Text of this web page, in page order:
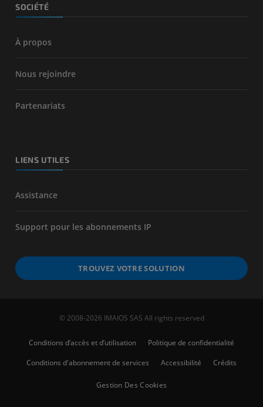
SOCIÉTÉ
À propos
Nous rejoindre
Partenariats
LIENS UTILES
Assistance
Support pour les abonnements IP
TROUVEZ VOTRE SOLUTION
© 2008-2026 IMAIOS SAS All rights reserved
Conditions d’accès et d’utilisation
Politique de confidentialité
Conditions d'abonnement de services
Accessibilité Crédits
Gestion Des Cookies